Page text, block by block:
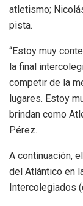
atletismo;
pista.
“Estoy muy
la final
competir de la
lugares. Estoy
brindan como
Pérez.
A continuación,
del Atlántico en
Intercolegiados